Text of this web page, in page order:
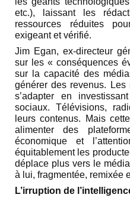
etc.), laissant les
ressources réduites
exigeant et vérifié.
Jim Egan, ex-directeur
sur les « conséquences
sur la capacité des
générer des revenus.
s’adapter en
sociaux. Télévisions,
leurs contenus. Mais
alimenter des
économique et
équitablement les
déplace plus vers le
à lui, fragmentée, remixée
L’irruption de